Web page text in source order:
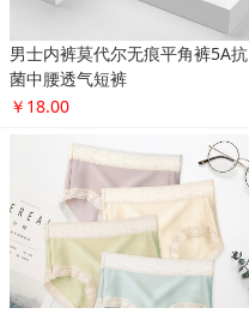
男士内裤莫代尔无痕平角裤5A抗
菌中腰透气短裤
￥18.00